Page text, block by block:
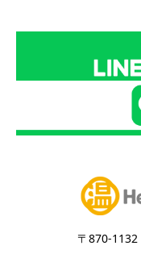
〒870-1132